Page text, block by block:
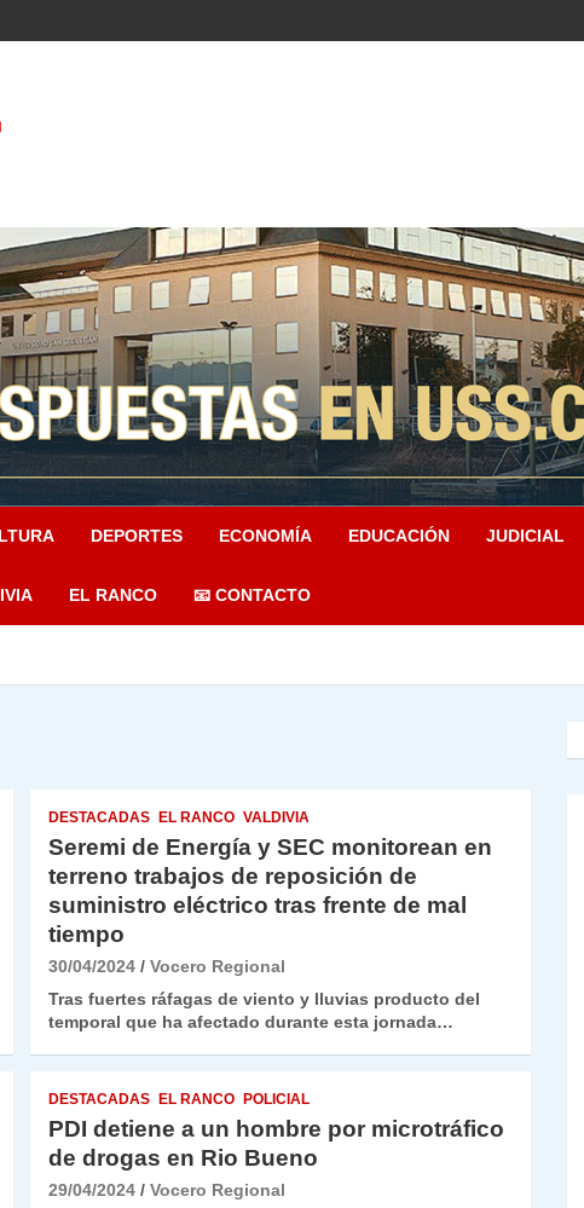
DEPORTES ECONOMÍA EDUCACIÓN JUDICIAL
EL RANCO 📧 CONTACTO
DESTACADAS EL RANCO VALDIVIA
Seremi de Energía y SEC monitorean en
terreno trabajos de reposición de
suministro eléctrico tras frente de mal
tiempo
30/04/2024
Vocero Regional
Tras fuertes ráfagas de viento y lluvias producto del
temporal que ha afectado durante esta jornada…
DESTACADAS EL RANCO POLICIAL
PDI detiene a un hombre por microtráfico
de drogas en Rio Bueno
29/04/2024
Vocero Regional